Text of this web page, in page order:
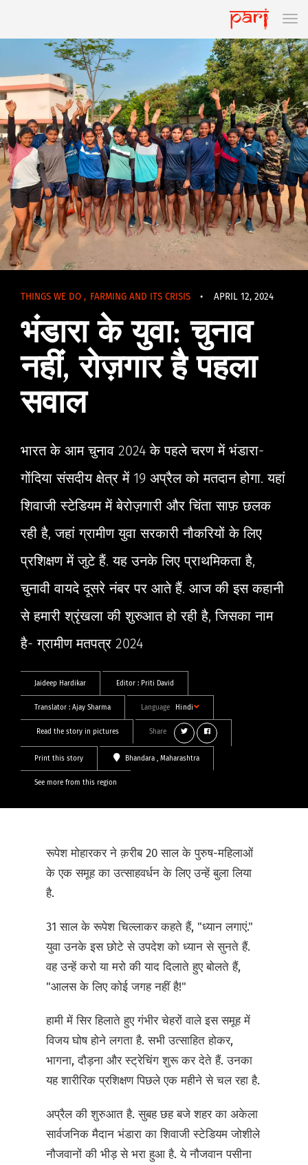
THINGS WE DO , FARMING AND ITS CRISIS • APRIL 12, 2024
भंडारा के युवा: चुनाव
नहीं, रोज़गार है पहला
सवाल
भारत के आम चुनाव 2024 के पहले चरण में भंडारा-
गोंदिया संसदीय क्षेत्र में 19 अप्रैल को मतदान होगा. यहां
शिवाजी स्टेडियम में बेरोज़गारी और चिंता साफ़ छलक
रही है, जहां ग्रामीण युवा सरकारी नौकरियों के लिए
प्रशिक्षण में जुटे हैं. यह उनके लिए प्राथमिकता है,
चुनावी वायदे दूसरे नंबर पर आते हैं. आज की इस कहानी
से हमारी श्रृंखला की शुरुआत हो रही है, जिसका नाम
है- ग्रामीण मतपत्र 2024
Jaideep Hardikar Editor : Priti David
Translator : Ajay Sharma Language Hindi
Read the story in pictures Share
Print this story Bhandara , Maharashtra
See more from this region
रूपेश मोहारकर ने क़रीब 20 साल के पुरुष-महिलाओं
के एक समूह का उत्साहवर्धन के लिए उन्हें बुला लिया
है.
31 साल के रूपेश चिल्लाकर कहते हैं, "ध्यान लगाएं."
युवा उनके इस छोटे से उपदेश को ध्यान से सुनते हैं.
वह उन्हें करो या मरो की याद दिलाते हुए बोलते हैं,
"आलस के लिए कोई जगह नहीं है!"
हामी में सिर हिलाते हुए गंभीर चेहरों वाले इस समूह में
विजय घोष होने लगता है. सभी उत्साहित होकर,
भागना, दौड़ना और स्ट्रेचिंग शुरू कर देते हैं. उनका
यह शारीरिक प्रशिक्षण पिछले एक महीने से चल रहा है.
अप्रैल की शुरुआत है. सुबह छह बजे शहर का अकेला
सार्वजनिक मैदान भंडारा का शिवाजी स्टेडियम जोशीले
नौजवानों की भीड़ से भरा हुआ है. ये नौजवान पसीना